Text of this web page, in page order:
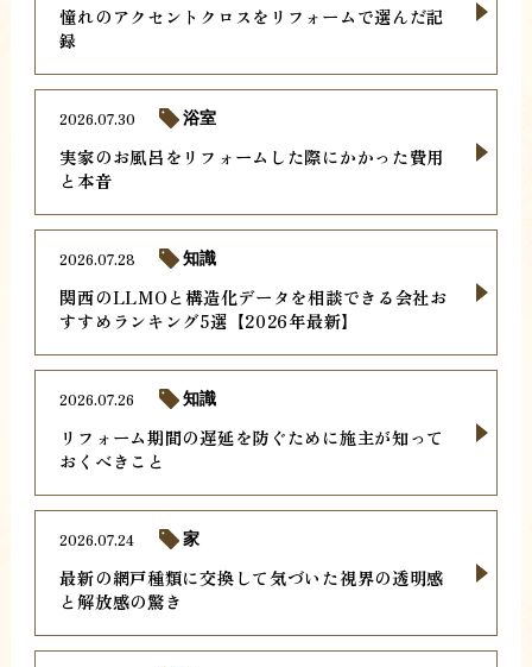
憧れのアクセントクロスをリフォームで選んだ記
録
実家のお風呂をリフォームした際にかかった費用
と本音
2026.07.30 浴室
関西のLLMOと構造化データを相談できる会社お
すすめランキング5選【2026年最新】
2026.07.28 知識
リフォーム期間の遅延を防ぐために施主が知って
おくべきこと
2026.07.26 知識
最新の網戸種類に交換して気づいた視界の透明感
と解放感の驚き
2026.07.24 家